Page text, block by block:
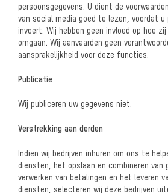
persoonsgegevens. U dient de
van social media goed te lezen, voordat u
invoert. Wij hebben geen invloed op hoe
omgaan. Wij aanvaarden geen
aansprakelijkheid voor deze functies.
Publicatie
Wij publiceren uw gegevens niet.
Verstrekking aan derden
Indien wij bedrijven inhuren om ons te
diensten, het opslaan en combineren van
verwerken van betalingen en het leveren
diensten, selecteren wij deze bedrijven